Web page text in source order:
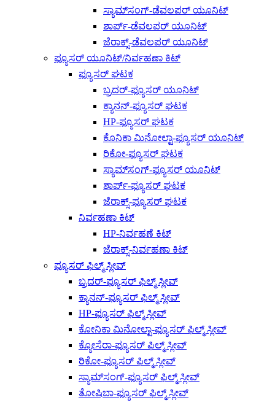
ಸ್ಯಾಮ್‌ಸಂಗ್-ಡೆವಲಪರ್ ಯೂನಿಟ್
ಶಾರ್ಪ್-ಡೆವಲಪರ್ ಯೂನಿಟ್
ಜೆರಾಕ್ಸ್-ಡೆವಲಪರ್ ಯೂನಿಟ್
ಫ್ಯೂಸರ್ ಯೂನಿಟ್/ನಿರ್ವಹಣಾ ಕಿಟ್
ಫ್ಯೂಸರ್ ಘಟಕ
ಬ್ರದರ್-ಫ್ಯೂಸರ್ ಯೂನಿಟ್
ಕ್ಯಾನನ್-ಫ್ಯೂಸರ್ ಘಟಕ
HP-ಫ್ಯೂಸರ್ ಘಟಕ
ಕೊನಿಕಾ ಮಿನೋಲ್ಟಾ-ಫ್ಯೂಸರ್ ಯೂನಿಟ್
ರಿಕೋ-ಫ್ಯೂಸರ್ ಘಟಕ
ಸ್ಯಾಮ್‌ಸಂಗ್-ಫ್ಯೂಸರ್ ಯೂನಿಟ್
ಶಾರ್ಪ್-ಫ್ಯೂಸರ್ ಘಟಕ
ಜೆರಾಕ್ಸ್-ಫ್ಯೂಸರ್ ಘಟಕ
ನಿರ್ವಹಣಾ ಕಿಟ್
HP-ನಿರ್ವಹಣೆ ಕಿಟ್
ಜೆರಾಕ್ಸ್-ನಿರ್ವಹಣಾ ಕಿಟ್
ಫ್ಯೂಸರ್ ಫಿಲ್ಮ್ ಸ್ಲೀವ್
ಬ್ರದರ್-ಫ್ಯೂಸರ್ ಫಿಲ್ಮ್ ಸ್ಲೀವ್
ಕ್ಯಾನನ್-ಫ್ಯೂಸರ್ ಫಿಲ್ಮ್ ಸ್ಲೀವ್
HP-ಫ್ಯೂಸರ್ ಫಿಲ್ಮ್ ಸ್ಲೀವ್
ಕೋನಿಕಾ ಮಿನೋಲ್ಟಾ-ಫ್ಯೂಸರ್ ಫಿಲ್ಮ್ ಸ್ಲೀವ್
ಕ್ಯೋಸೆರಾ-ಫ್ಯೂಸರ್ ಫಿಲ್ಮ್ ಸ್ಲೀವ್
ರಿಕೋ-ಫ್ಯೂಸರ್ ಫಿಲ್ಮ್ ಸ್ಲೀವ್
ಸ್ಯಾಮ್‌ಸಂಗ್-ಫ್ಯೂಸರ್ ಫಿಲ್ಮ್ ಸ್ಲೀವ್
ತೋಷಿಬಾ-ಫ್ಯೂಸರ್ ಫಿಲ್ಮ್ ಸ್ಲೀವ್